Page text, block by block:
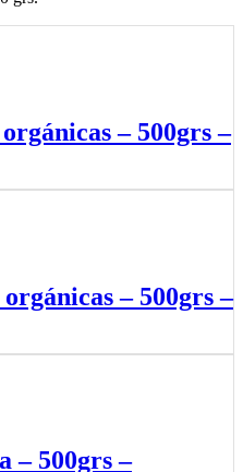
– 500grs –
– 500grs –
– 500grs –